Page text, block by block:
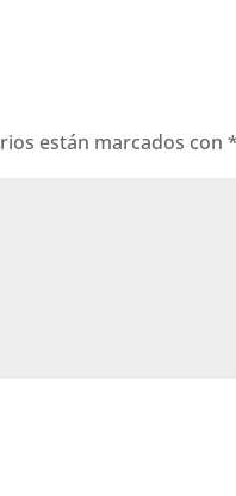
están marcados con